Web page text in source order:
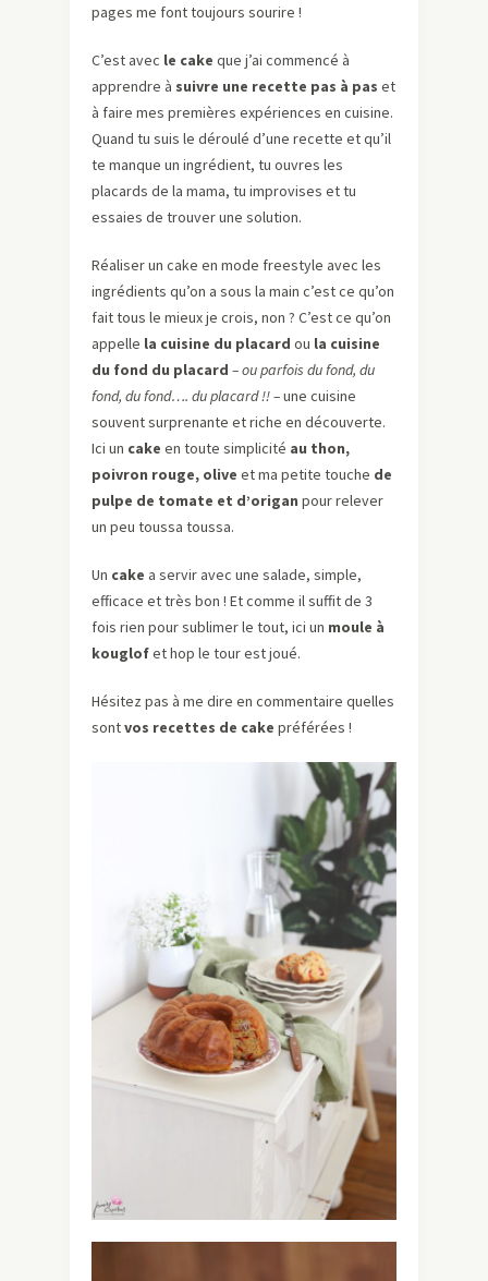
pages me font toujours sourire !
C’est avec le cake que j’ai commencé à
apprendre à suivre une recette pas à pas et
à faire mes premières expériences en cuisine.
Quand tu suis le déroulé d’une recette et qu’il
te manque un ingrédient, tu ouvres les
placards de la mama, tu improvises et tu
essaies de trouver une solution.
Réaliser un cake en mode freestyle avec les
ingrédients qu’on a sous la main c’est ce qu’on
fait tous le mieux je crois, non ? C’est ce qu’on
appelle la cuisine du placard ou la cuisine
du fond du placard – ou parfois du fond, du
fond, du fond…. du placard !! –une cuisine
souvent surprenante et riche en découverte.
Ici un cake en toute simplicité au thon,
poivron rouge, olive et ma petite touche de
pulpe de tomate et d’origan pour relever
un peu toussa toussa.
Un cake a servir avec une salade, simple,
efficace et très bon ! Et comme il suffit de 3
fois rien pour sublimer le tout, ici un moule à
kouglofet hop le tour est joué.
Hésitez pas à me dire en commentaire quelles
sontvos recettes de cake préférées !